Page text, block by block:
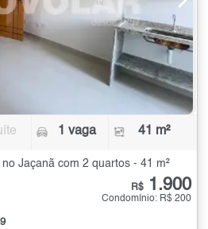
1 vaga 41 m²
Jaçanã com 2 quartos - 41 m²
R$ 1.900
Condomínio: R$ 200